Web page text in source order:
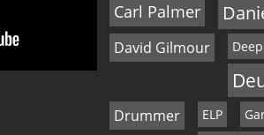
Carl Palmer
David Gilmour
Drummer ELP